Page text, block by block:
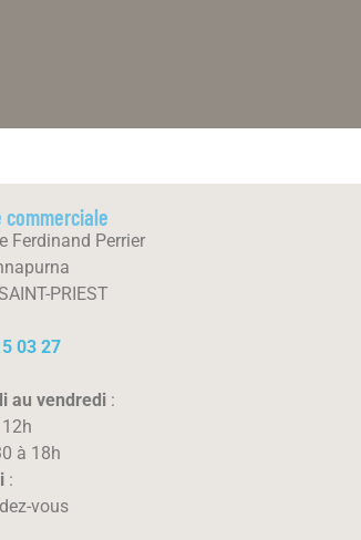
commerciale
Ferdinand Perrier
PRIEST
03 27
au vendredi :
à 18h
:
vous